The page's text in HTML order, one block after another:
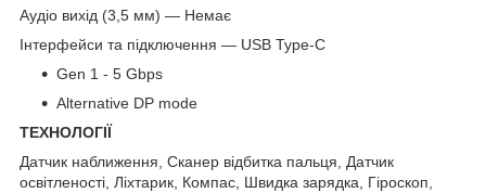
Аудіо вихід (3,5 мм) — Немає
Інтерфейси та підключення — USB Type-C
Gen 1 - 5 Gbps
Alternative DP mode
ТЕХНОЛОГІЇ
Датчик наближення, Сканер відбитка пальця, Датчик
освітленості, Ліхтарик, Компас, Швидка зарядка, Гіроскоп,